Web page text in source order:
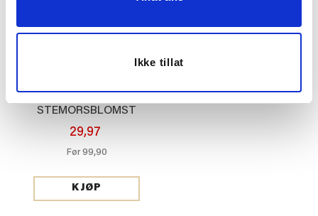
Ikke tillat
TØYSERVIETT
STEMORSBLOMST
40X40CM
29,97
Før99,90
KJØP